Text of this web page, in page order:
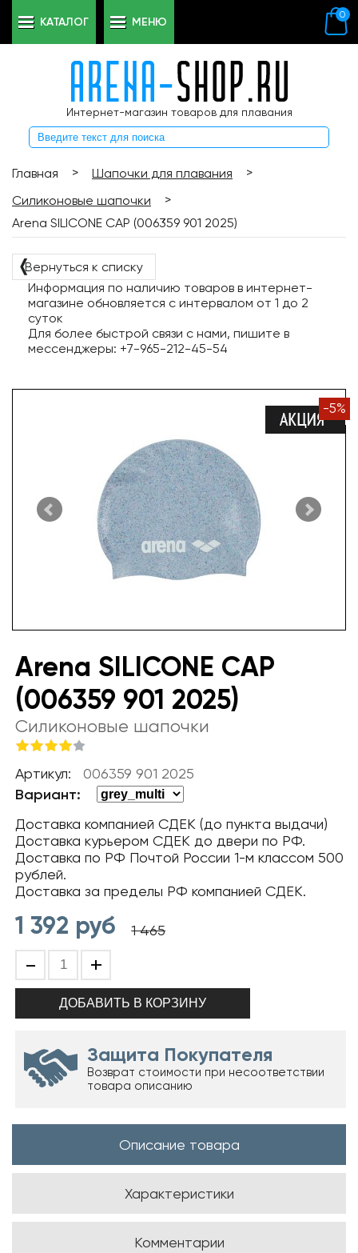
Интернет-магазин товаров для плавания
0
КАТАЛОГ МЕНЮ
Главная > Шапочки для плавания
>
Силиконовые шапочки
>
Arena SILICONE CAP (006359 901 2025)
❬Вернуться к списку
Информация по наличию товаров в интернет-
магазине обновляется с интервалом от 1 до 2
суток
Для более быстрой связи с нами, пишите в
мессенджеры: +7-965-212-45-54
-5%
Arena SILICONE CAP
(006359 901 2025)
Силиконовые шапочки
Артикул: 006359 901 2025
Вариант:
Доставка компанией СДЕК (до пункта выдачи)
Доставка курьером СДЕК до двери по РФ.
Доставка по РФ Почтой России 1-м классом 500
рублей.
Доставка за пределы РФ компанией СДЕК.
1 392 руб 1 465
- +
Защита Покупателя
Возврат стоимости при несоответствии
товара описанию
Описание товара
Характеристики
Комментарии